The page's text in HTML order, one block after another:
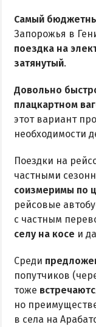
Ясная поляна
Набережное
Борисовский
ПРИМОРСКИЙ
Отели
КУРОРТЫ
Азовская Ялта
Бабах-Тарама
Белосарайская
Урзуф
Юрьевка
АЗОВСКОЕ МОРЕ
Самый
Запорожья в
поездка на
затянутый.
Довольно
плацкартном
этот вариант
необходимости
Поездки на
частными
соизмеримы по
рейсовые
с частным
селу на косе и
Среди
попутчиков
тоже
но
в села на